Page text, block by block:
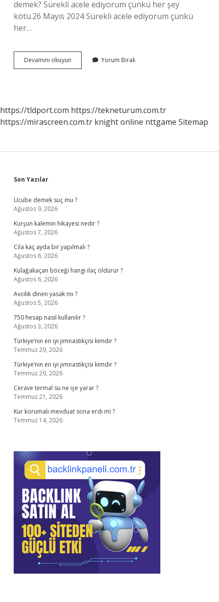
demek? Sürekli acele ediyorum çünkü her şey
kötü.26 Mayıs 2024 Sürekli acele ediyorum çünkü
her…
Devamını okuyun
Bir
Yorum Bırak
https://tldport.com https://tekneturum.com.tr
https://mirascreen.com.tr knight online nttgame Sitemap
Sidebar
Son Yazılar
Ucube demek suç mu ?
Ağustos 9, 2026
Kurşun kalemin hikayesi nedir ?
Ağustos 7, 2026
Cila kaç ayda bir yapılmalı ?
Ağustos 6, 2026
Kulağakaçan böceği hangi ilaç öldürür ?
Ağustos 6, 2026
Avcılık dinen yasak mı ?
Ağustos 5, 2026
750 hesap nasıl kullanılır ?
Ağustos 3, 2026
Türkiye’nin en iyi jimnastikçisi kimdir ?
Temmuz 29, 2026
Türkiye’nin en iyi jimnastikçisi kimdir ?
Temmuz 29, 2026
Cerave termal su ne işe yarar ?
Temmuz 21, 2026
Kur korumalı mevduat sona erdi mi ?
Temmuz 14, 2026